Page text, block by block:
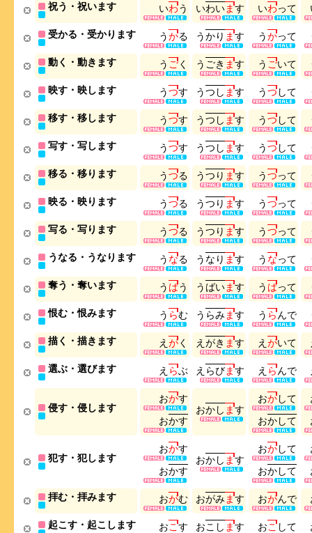
祝う・祝います いわう いわいます いわって
受かる・受かります うかる うかり ます うかって
動く・動きます う ごく う ごき ます う ごいて
映す・映します うつす うつ し ます うつして
移す・移します うつす うつ し ます うつして
写す・写します うつす うつ し ます うつして
移る・移ります うつる うつ り ます うつって
映る・映ります うつる うつ り ます うつって
写る・写ります うつる うつ り ます うつって
うなる・うなります う なる う な り ます う なって
奪う・奪います う ばう う ばいます う ばって
恨む・恨みます う らむ う らみます う らんで
描く・描きます え がく え がき ます え がいて
選ぶ・選びます え らぶ え らびます え らんで
侵す・侵します
おかす
おかす
おかし ます
おかして
おかして
犯す・犯します
おかす
おかす
おかし ます
おかして
おかして
拝む・拝みます おがむ おがみます おがんで
起こす・起こします おこす おこ し ます おこして